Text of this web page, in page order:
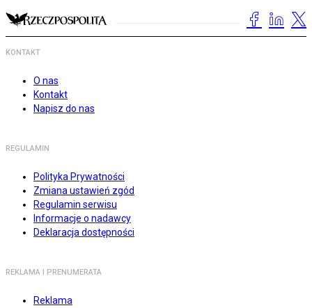
KONTAKT
O nas
Kontakt
Napisz do nas
REGULAMIN
Polityka Prywatności
Zmiana ustawień zgód
Regulamin serwisu
Informacje o nadawcy
Deklaracja dostępności
REKLAMA I PRENUMERATA
Reklama